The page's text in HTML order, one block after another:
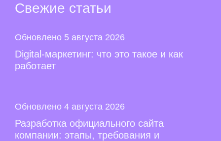
Свежие статьи
Обновлено 5 августа 2026
Digital-маркетинг: что это такое и как
работает
Обновлено 4 августа 2026
Разработка официального сайта
компании: этапы, требования и